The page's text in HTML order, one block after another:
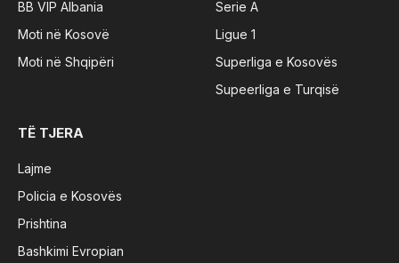
BB VIP Albania
Moti në Kosovë
Moti në Shqipëri
Serie A
Ligue 1
Superliga e Kosovës
Supeerliga e Turqisë
TË TJERA
Lajme
Policia e Kosovës
Prishtina
Bashkimi Evropian